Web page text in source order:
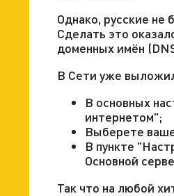
Однако, русские
Сделать это
доменных имён
В Сети уже
В основных
интернетом";
Выберете
В пункте
Основной
Так что на любой